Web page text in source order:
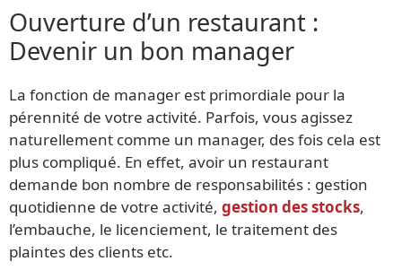
Ouverture d’un restaurant :
Devenir un bon manager
La fonction de manager est primordiale pour la
pérennité de votre activité. Parfois, vous agissez
naturellement comme un manager, des fois cela est
plus compliqué. En effet, avoir un restaurant
demande bon nombre de responsabilités : gestion
quotidienne de votre activité, gestion des stocks,
l’embauche, le licenciement, le traitement des
plaintes des clients etc.